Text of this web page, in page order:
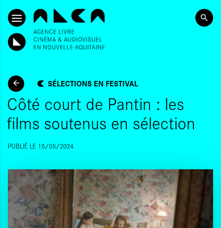
SKIP TO CONTENT
SÉLECTIONS EN FESTIVAL
Côté court de Pantin : les
films soutenus en sélection
PUBLIÉ LE 15/05/2024